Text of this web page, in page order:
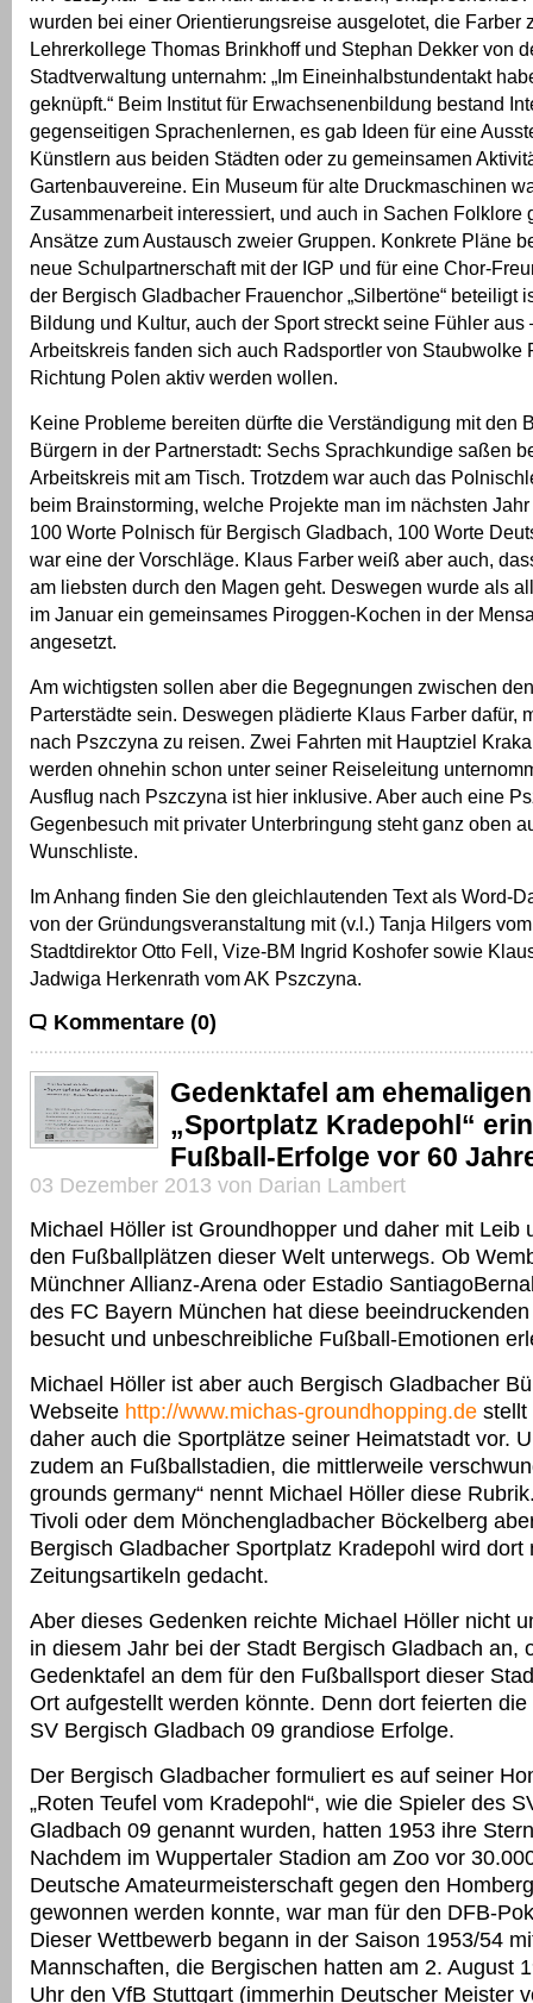
wurden bei einer Orientierungsreise ausgelotet, die Farber
Lehrerkollege Thomas Brinkhoff und Stephan Dekker von
Stadtverwaltung unternahm: „Im Eineinhalbstundentakt
geknüpft.“ Beim Institut für Erwachsenenbildung bestand
gegenseitigen Sprachenlernen, es gab Ideen für eine
Künstlern aus beiden Städten oder zu gemeinsamen
Gartenbauvereine. Ein Museum für alte Druckmaschinen
Zusammenarbeit interessiert, und auch in Sachen Folklore
Ansätze zum Austausch zweier Gruppen. Konkrete Pläne
neue Schulpartnerschaft mit der IGP und für eine Chor-
der Bergisch Gladbacher Frauenchor „Silbertöne“ beteiligt
Bildung und Kultur, auch der Sport streckt seine Fühler aus
Arbeitskreis fanden sich auch Radsportler von Staubwolke
Richtung Polen aktiv werden wollen.
Keine Probleme bereiten dürfte die Verständigung mit den
Bürgern in der Partnerstadt: Sechs Sprachkundige saßen
Arbeitskreis mit am Tisch. Trotzdem war auch das
beim Brainstorming, welche Projekte man im nächsten
100 Worte Polnisch für Bergisch Gladbach, 100 Worte
war eine der Vorschläge. Klaus Farber weiß aber auch,
am liebsten durch den Magen geht. Deswegen wurde als
im Januar ein gemeinsames Piroggen-Kochen in der
angesetzt.
Am wichtigsten sollen aber die Begegnungen zwischen
Parterstädte sein. Deswegen plädierte Klaus Farber dafür,
nach Pszczyna zu reisen. Zwei Fahrten mit Hauptziel
werden ohnehin schon unter seiner Reiseleitung
Ausflug nach Pszczyna ist hier inklusive. Aber auch eine
Gegenbesuch mit privater Unterbringung steht ganz oben
Wunschliste.
Im Anhang finden Sie den gleichlautenden Text als Word-
von der Gründungsveranstaltung mit (v.l.) Tanja Hilgers
Stadtdirektor Otto Fell, Vize-BM Ingrid Koshofer sowie
Jadwiga Herkenrath vom AK Pszczyna.
Kommentare (0)
Gedenktafel am ehemaligen
„Sportplatz Kradepohl“
Fußball-Erfolge vor 60
03 Dezember 2013 von Darian Lambert
Michael Höller ist Groundhopper und daher mit Leib
den Fußballplätzen dieser Welt unterwegs. Ob
Münchner Allianz-Arena oder Estadio Santiago
des FC Bayern München hat diese
besucht und unbeschreibliche Fußball-Emotionen
Michael Höller ist aber auch Bergisch Gladbacher
Webseite http://www.michas-groundhopping.de stellt
daher auch die Sportplätze seiner Heimatstadt vor.
zudem an Fußballstadien, die mittlerweile
grounds germany“ nennt Michael Höller diese
Tivoli oder dem Mönchengladbacher Böckelberg
Bergisch Gladbacher Sportplatz Kradepohl wird dort
Zeitungsartikeln gedacht.
Aber dieses Gedenken reichte Michael Höller nicht
in diesem Jahr bei der Stadt Bergisch Gladbach an,
Gedenktafel an dem für den Fußballsport dieser
Ort aufgestellt werden könnte. Denn dort feierten
SV Bergisch Gladbach 09 grandiose Erfolge.
Der Bergisch Gladbacher formuliert es auf seiner
„Roten Teufel vom Kradepohl“, wie die Spieler des
Gladbach 09 genannt wurden, hatten 1953 ihre
Nachdem im Wuppertaler Stadion am Zoo vor
Deutsche Amateurmeisterschaft gegen den
gewonnen werden konnte, war man für den DFB-
Dieser Wettbewerb begann in der Saison 1953/54
Mannschaften, die Bergischen hatten am 2. August
Uhr den VfB Stuttgart (immerhin Deutscher Meister